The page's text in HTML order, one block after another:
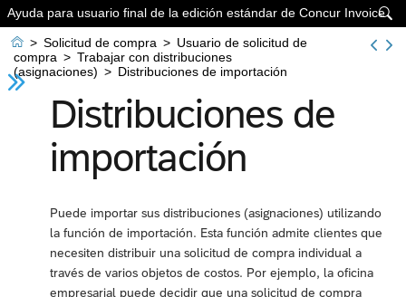

Ayuda para usuario final de la edición estándar de Concur Invoice
 > Solicitud de compra > Usuario de solicitud de
compra > Trabajar con distribuciones
(asignaciones) > Distribuciones de importación
Distribuciones de
importación
Puede importar sus distribuciones (asignaciones) utilizando
la función de importación. Esta función admite clientes que
necesiten distribuir una solicitud de compra individual a
través de varios objetos de costos. Por ejemplo, la oficina
empresarial puede decidir que una solicitud de compra